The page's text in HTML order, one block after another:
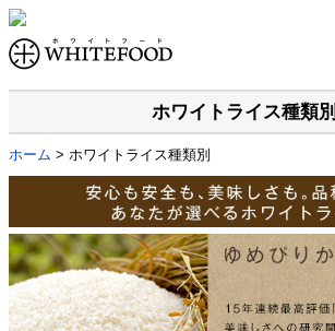
ホワイトライス種類別
ホーム > ホワイトライス種類別